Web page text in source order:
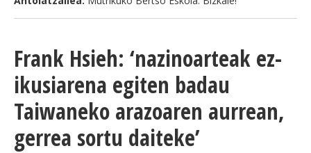
Frank Hsieh: ‘nazinoarteak ez-
ikusiarena egiten badau
Taiwaneko arazoaren aurrean,
gerrea sortu daiteke’